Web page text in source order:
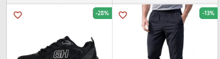
favorite_border -13%
favorite_border -28%